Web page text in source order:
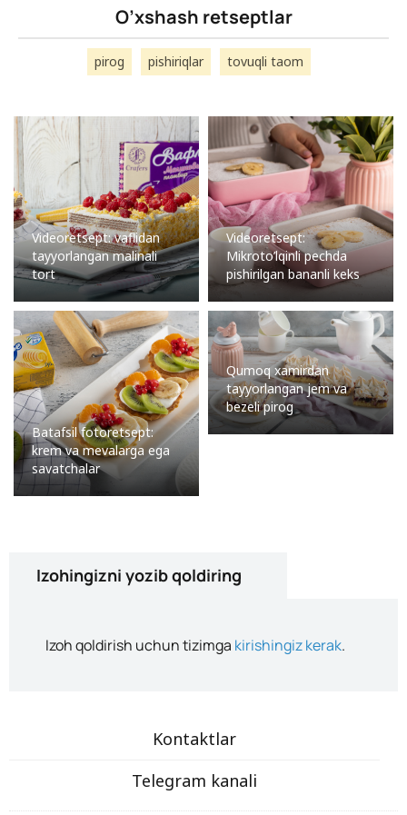
O’xshash retseptlar
pirog pishiriqlar tovuqli taom
Videoretsept: vaflidan
tayyorlangan malinali
tort
Videoretsept:
Mikroto’lqinli pechda
pishirilgan bananli keks
Batafsil fotoretsept:
krem va mevalarga ega
savatchalar
Qumoq xamirdan
tayyorlangan jem va
bezeli pirog
Izohingizni yozib qoldiring
Izoh qoldirish uchun tizimga kirishingiz kerak.
Kontaktlar
Telegram kanali